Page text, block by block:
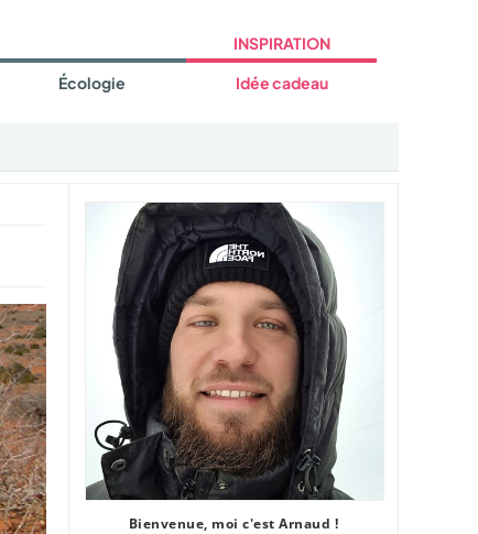
Écologie
INSPIRATION
Idée cadeau
Bienvenue, moi c'est Arnaud !